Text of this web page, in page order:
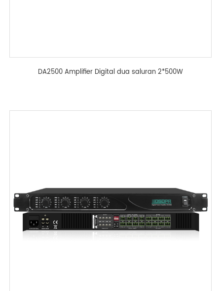
DA2500 Amplifier Digital dua saluran 2*500W